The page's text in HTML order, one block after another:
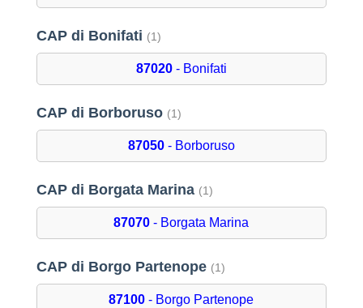
CAP di Bonifati (1)
87020- Bonifati
CAP di Borboruso (1)
87050- Borboruso
CAP di Borgata Marina (1)
87070 - Borgata Marina
CAP di Borgo Partenope (1)
87100 - Borgo Partenope